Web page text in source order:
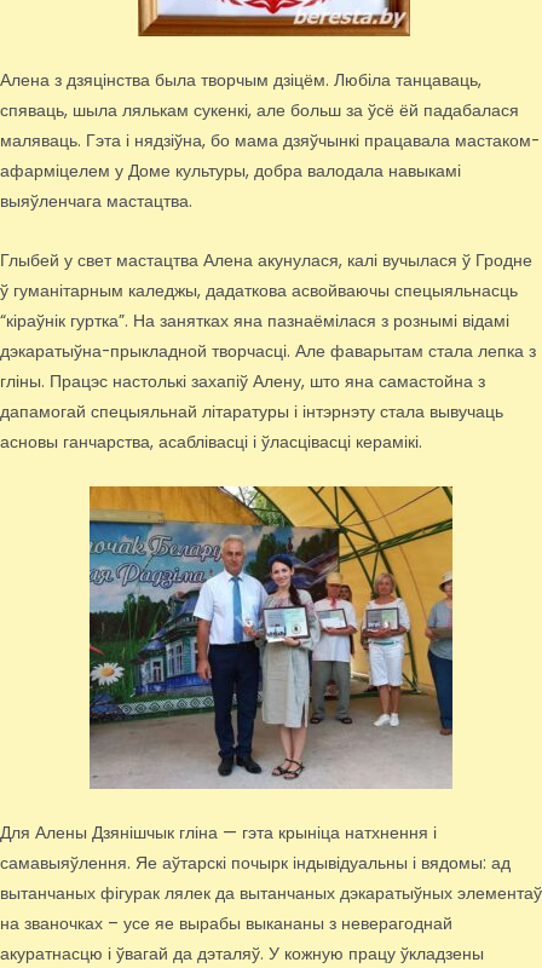
Алена з дзяцінства была творчым дзіцём. Любіла танцаваць,
спяваць, шыла лялькам сукенкі, але больш за ўсё ёй падабалася
маляваць. Гэта і нядзіўна, бо мама дзяўчынкі працавала мастаком-
афарміцелем у Доме культуры, добра валодала навыкамі
выяўленчага мастацтва.
Глыбей у свет мастацтва Алена акунулася, калі вучылася ў Гродне
ў гуманітарным каледжы, дадаткова асвойваючы спецыяльнасць
“кіраўнік гуртка”. На занятках яна пазнаёмілася з рознымі відамі
дэкаратыўна-прыкладной творчасці. Але фаварытам стала лепка з
гліны. Працэс настолькі захапіў Алену, што яна самастойна з
дапамогай спецыяльнай літаратуры і інтэрнэту стала вывучаць
асновы ганчарства, асаблівасці і ўласцівасці керамікі.
Для Алены Дзянішчык гліна — гэта крыніца натхнення і
самавыяўлення. Яе аўтарскі почырк індывідуальны і вядомы: ад
вытанчаных фігурак лялек да вытанчаных дэкаратыўных элементаў
на званочках – усе яе вырабы выкананы з неверагоднай
акуратнасцю і ўвагай да дэталяў. У кожную працу ўкладзены